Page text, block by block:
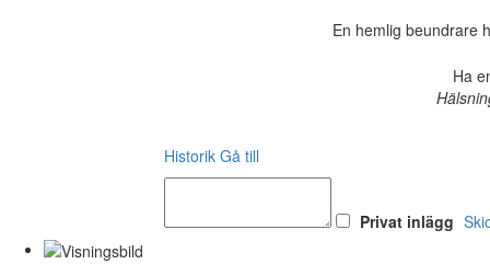
En hemlig beundrare
Ha
Historik Gå till
Privat inlägg